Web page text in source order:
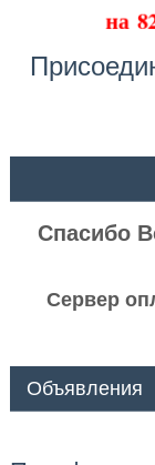
на
Спасибо
Сервер
Объявления